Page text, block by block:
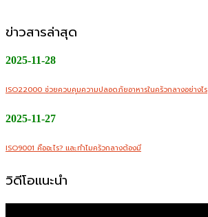
ข่าวสารล่าสุด
2025-11-28
ISO22000 ช่วยควบคุมความปลอดภัยอาหารในครัวกลางอย่างไร
2025-11-27
ISO9001 คืออะไร? และทำไมครัวกลางต้องมี
วิดีโอแนะนำ